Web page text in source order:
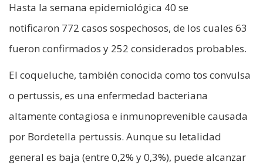
Hasta la semana epidemiológica 40 se
notificaron 772 casos sospechosos, de los cuales 63
fueron confirmados y 252 considerados probables.
El coqueluche, también conocida como tos convulsa
o pertussis, es una enfermedad bacteriana
altamente contagiosa e inmunoprevenible causada
por Bordetella pertussis. Aunque su letalidad
general es baja (entre 0,2% y 0,3%), puede alcanzar